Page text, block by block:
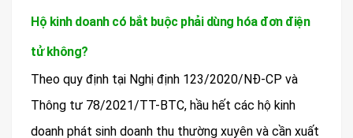
Hộ kinh doanh có bắt buộc phải dùng hóa đơn điện
tử không?
Theo quy định tại Nghị định 123/2020/NĐ-CP và
Thông tư 78/2021/TT-BTC, hầu hết các hộ kinh
doanh phát sinh doanh thu thường xuyên và cần xuất